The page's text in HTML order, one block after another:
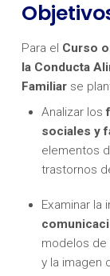
Para el Curso
la Conducta
Familiarse
Analizar los
sociales y
elementos
trastornos
Examinar la
modelos de
y la imagen